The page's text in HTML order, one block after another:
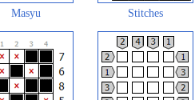
Masyu Stitches